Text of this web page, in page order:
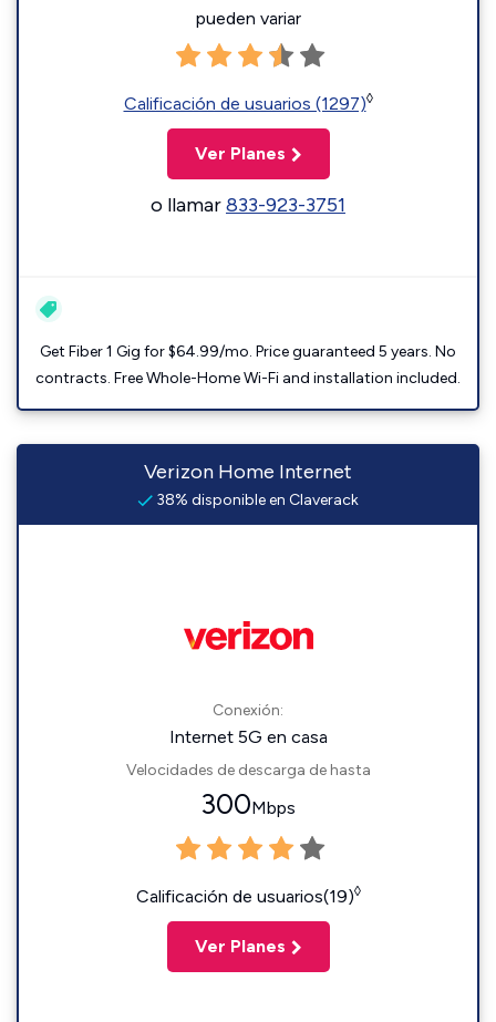
pueden variar
Calificación de usuarios (1297)◊
Ver Planes
o llamar833-923-3751
Get Fiber 1 Gig for $64.99/mo. Price guaranteed 5 years. No
contracts. Free Whole-Home Wi-Fi and installation included.
Verizon Home Internet
38% disponible en Claverack
Conexión:
Internet 5G en casa
Velocidades de descarga de hasta
300Mbps
Calificación de usuarios(19)◊
Ver Planes